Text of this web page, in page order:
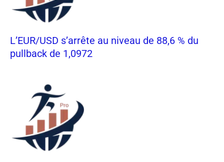
L’EUR/USD s’arrête au niveau de 88,6 % du
pullback de 1,0972